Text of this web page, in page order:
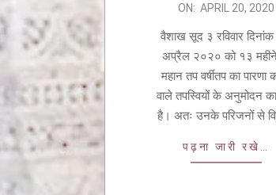
ON: APRIL 20, 2020
वैशाख सूद ३ रविवार
अप्रैल २०२० को १३
महान तप वर्षीतप का पारणा
वाले तपस्वियों के अनुमोदन
है। अतः उनके परिजनों से
पढ़ना जारी रखे…